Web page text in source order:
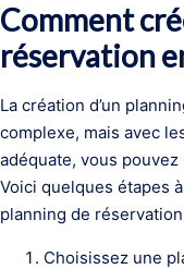
Comment
réservation
La création d’un
complexe, mais avec
adéquate, vous
Voici quelques étapes
planning de
Choisissez une